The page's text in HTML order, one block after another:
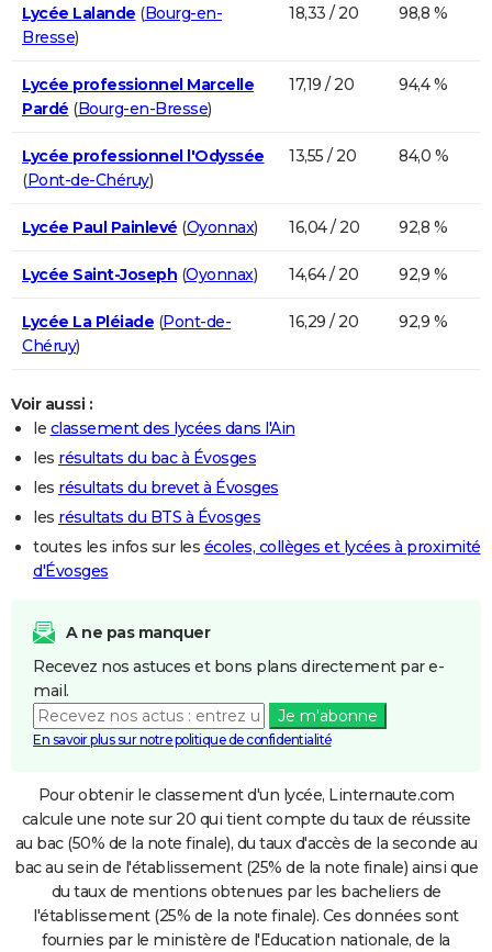
Lycée Lalande (Bourg-en-
Bresse)
18,33 / 20 98,8 %
Lycée professionnel Marcelle
Pardé (Bourg-en-Bresse)
17,19 / 20 94,4 %
Lycée professionnel l'Odyssée
(Pont-de-Chéruy)
13,55 / 20 84,0 %
Lycée Paul Painlevé (Oyonnax) 16,04 / 20 92,8 %
Lycée Saint-Joseph (Oyonnax) 14,64 / 20 92,9 %
Lycée La Pléiade (Pont-de-
Chéruy)
16,29 / 20 92,9 %
Voir aussi :
le classement des lycées dans l'Ain
les résultats du bac à Évosges
les résultats du brevet à Évosges
les résultats du BTS à Évosges
toutes les infos sur les écoles, collèges et lycées à proximité
d'Évosges
A ne pas manquer
Recevez nos astuces et bons plans directement par e-
mail.
Je m'abonne
En savoir plus sur notre politique de confidentialité
Pour obtenir le classement d'un lycée, Linternaute.com
calcule une note sur 20 qui tient compte du taux de réussite
au bac (50% de la note finale), du taux d'accès de la seconde au
bac au sein de l'établissement (25% de la note finale) ainsi que
du taux de mentions obtenues par les bacheliers de
l'établissement (25% de la note finale). Ces données sont
fournies par le ministère de l'Education nationale, de la